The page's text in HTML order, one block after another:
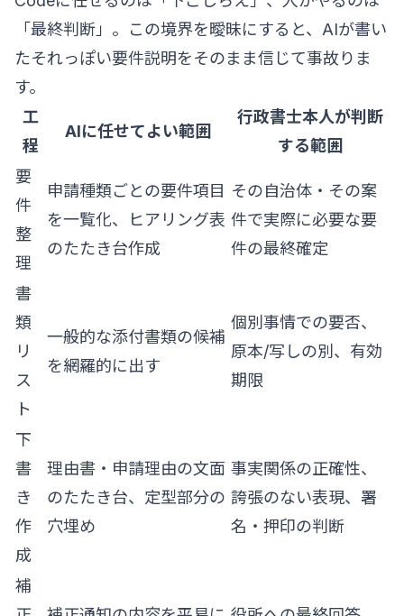
「最終判断」。この境界を曖昧にすると、AIが書い
たそれっぽい要件説明をそのまま信じて事故りま
す。
工
程
AIに任せてよい範囲
行政書士本人が判断
する範囲
要
件
整
理
申請種類ごとの要件項目
を一覧化、ヒアリング表
のたたき台作成
その自治体・その案
件で実際に必要な要
件の最終確定
書
類
リ
ス
ト
一般的な添付書類の候補
を網羅的に出す
個別事情での要否、
原本/写しの別、有効
期限
下
書
き
作
成
理由書・申請理由の文面
のたたき台、定型部分の
穴埋め
事実関係の正確性、
誇張のない表現、署
名・押印の判断
補